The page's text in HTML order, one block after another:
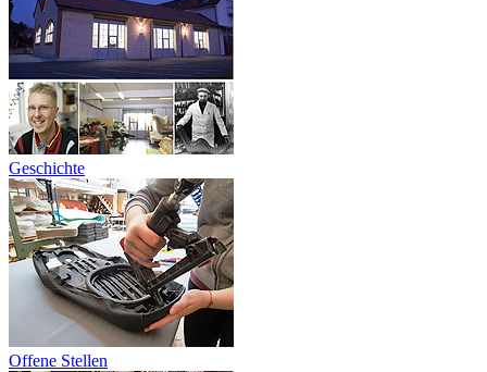
Geschichte
Offene Stellen